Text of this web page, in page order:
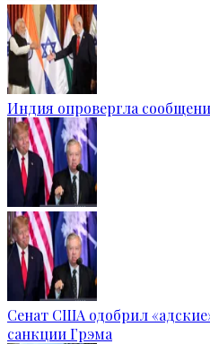
Индия опровергла
Сенат США одобрил
санкции Грэма